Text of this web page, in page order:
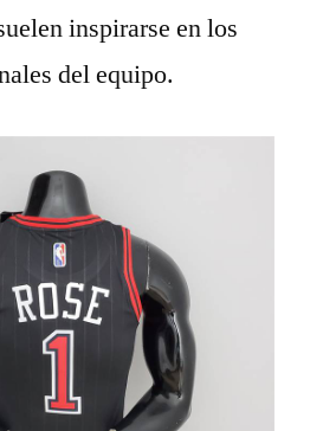
inspirarse en los
del equipo.